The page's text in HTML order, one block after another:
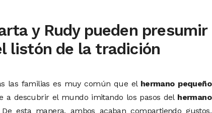
y Rudy pueden presumir
listón de la tradición
las familias es muy común que el hermano pequeño
a descubrir el mundo imitando los pasos del hermano
esta manera, ambos acaban compartiendo gustos,